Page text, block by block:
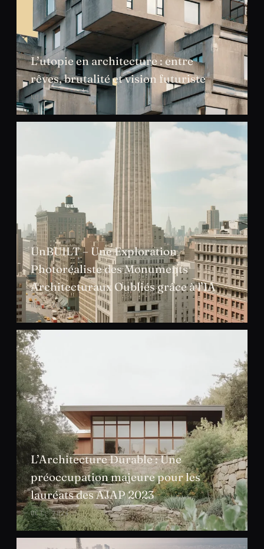
L’utopie en architecture : entre
rêves, brutalité et vision futuriste
NOV. 2024
UnBUILT – Une Exploration
Photoréaliste des Monuments
Architecturaux Oubliés grâce à l’IA
NOV. 2024
L’Architecture Durable : Une
préoccupation majeure pour les
lauréats des AJAP 2023
OCT. 2024